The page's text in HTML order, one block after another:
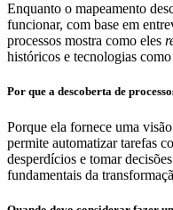
Enquanto o mapeamento
funcionar, com base em
processos mostra como eles
históricos e tecnologias
Por que a descoberta de
Porque ela fornece uma
permite automatizar tarefas
desperdícios e tomar
fundamentais da